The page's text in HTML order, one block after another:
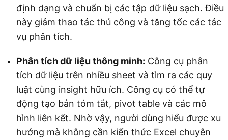
định dạng và chuẩn bị các tập dữ liệu sạch. Điều
này giảm thao tác thủ công và tăng tốc các tác
vụ phân tích.
Phân tích dữ liệu thông minh: Công cụ phân
tích dữ liệu trên nhiều sheet và tìm ra các quy
luật cùng insight hữu ích. Công cụ có thể tự
động tạo bản tóm tắt, pivot table và các mô
hình liên kết. Nhờ vậy, người dùng hiểu được xu
hướng mà không cần kiến thức Excel chuyên